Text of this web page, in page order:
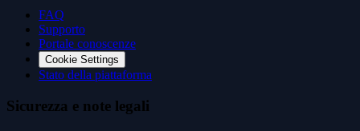
FAQ
Supporto
Portale conoscenze
Cookie Settings
Stato della piattaforma
Sicurezza e note legali